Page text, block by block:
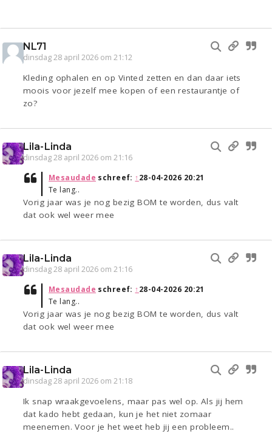
NL71
dinsdag 28 april 2026 om 21:12
Kleding ophalen en op Vinted zetten en dan daar iets
moois voor jezelf mee kopen of een restaurantje of
zo?
Lila-Linda
dinsdag 28 april 2026 om 21:16
Mesaudade schreef: ↑28-04-2026 20:21
Te lang..
Vorig jaar was je nog bezig BOM te worden, dus valt
dat ook wel weer mee
Lila-Linda
dinsdag 28 april 2026 om 21:16
Mesaudade schreef: ↑28-04-2026 20:21
Te lang..
Vorig jaar was je nog bezig BOM te worden, dus valt
dat ook wel weer mee
Lila-Linda
dinsdag 28 april 2026 om 21:18
Ik snap wraakgevoelens, maar pas wel op. Als jij hem
dat kado hebt gedaan, kun je het niet zomaar
meenemen. Voor je het weet heb jij een probleem..